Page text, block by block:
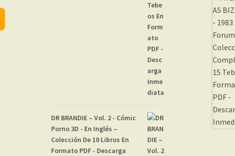
DR BRANDIE – Vol. 2 - Cómic
Porno 3D - En Inglés –
Colección De 10 Libros En
Formato PDF - Descarga